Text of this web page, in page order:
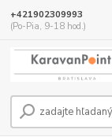
+421902309993
(Po-Pia, 9-18 hod.)